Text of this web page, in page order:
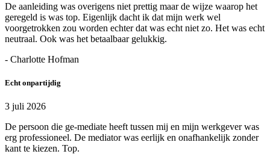
De aanleiding was overigens niet prettig maar de wijze waarop het
geregeld is was top. Eigenlijk dacht ik dat mijn werk wel
voorgetrokken zou worden echter dat was echt niet zo. Het was echt
neutraal. Ook was het betaalbaar gelukkig.
- Charlotte Hofman
Echt onpartijdig
3 juli 2026
De persoon die ge-mediate heeft tussen mij en mijn werkgever was
erg professioneel. De mediator was eerlijk en onafhankelijk zonder
kant te kiezen. Top.